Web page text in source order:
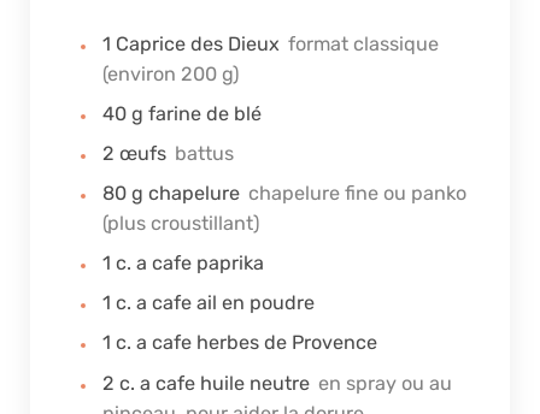
1 Caprice des Dieux format classique
(environ 200 g)
40 g farine de blé
2 œufs battus
80 g chapelure chapelure fine ou panko
(plus croustillant)
1 c. a cafe paprika
1 c. a cafe ail en poudre
1 c. a cafe herbes de Provence
2 c. a cafe huile neutre en spray ou au